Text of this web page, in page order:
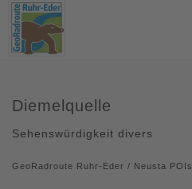
Diemelquelle
Sehenswürdigkeit divers
GeoRadroute Ruhr-Eder / Neusta POIs